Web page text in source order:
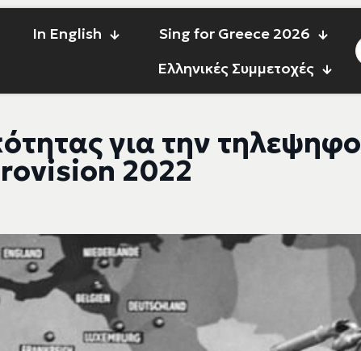
In English
Sing for Greece 2026
Ελληνικές Συμμετοχές
για την
2022